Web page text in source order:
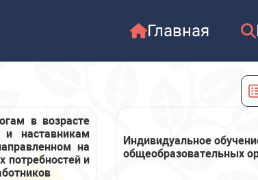
Главная
в возрасте
наставникам
на
потребностей и
Индивидуальное
общеобразовательных